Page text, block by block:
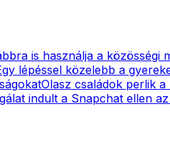
is használja a közösségi
lépéssel közelebb a
Olasz családok perlik
indult a Snapchat ellen